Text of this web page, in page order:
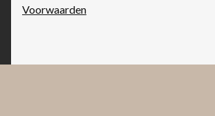
Voorwaarden